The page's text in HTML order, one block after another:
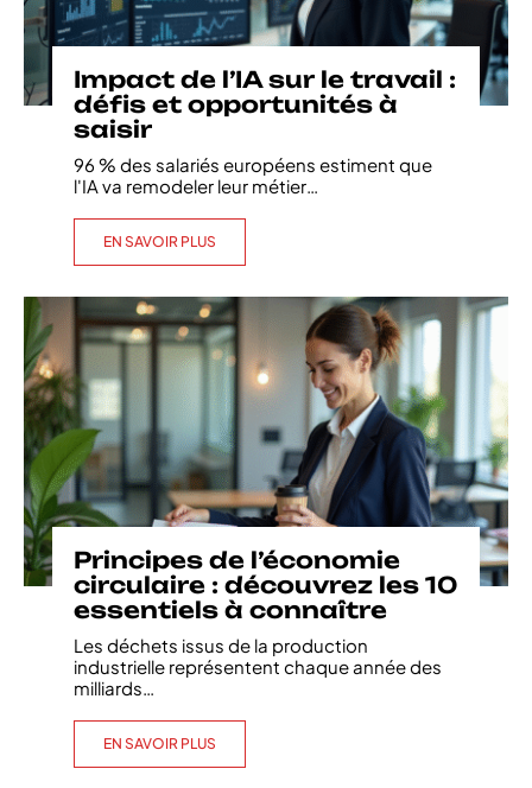
Impact de l’IA sur le travail :
défis et opportunités à
saisir
96 % des salariés européens estiment que
l'IA va remodeler leur métier
EN SAVOIR PLUS
Principes de l’économie
circulaire : découvrez les 10
essentiels à connaître
Les déchets issus de la production
industrielle représentent chaque année des
milliards…
EN SAVOIR PLUS